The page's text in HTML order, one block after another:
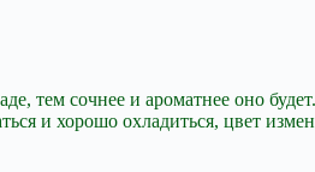
тем сочнее и ароматнее оно
и хорошо охладиться, цвет